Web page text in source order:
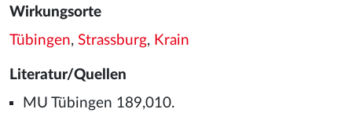
Wirkungsorte
Tübingen, Strassburg, Krain
Literatur/Quellen
MU Tübingen 189,010.